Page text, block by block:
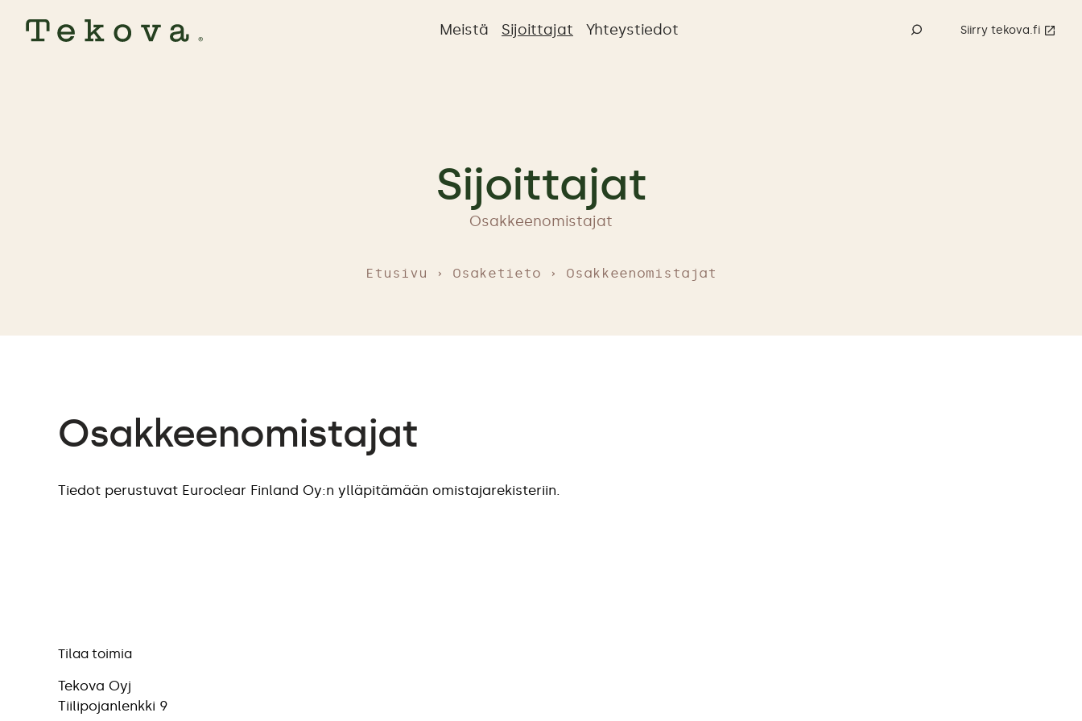
Siirry tekova.fi
Meistä Sijoittajat Yhteystiedot
Sijoittajat
Osakkeenomistajat
Etusivu Osaketieto Osakkeenomistajat
Osakkeenomistajat
Tiedot perustuvat Euroclear Finland Oy:n ylläpitämään omistajarekisteriin.
Tilaa toimia
Tekova Oyj
Tiilipojanlenkki 9